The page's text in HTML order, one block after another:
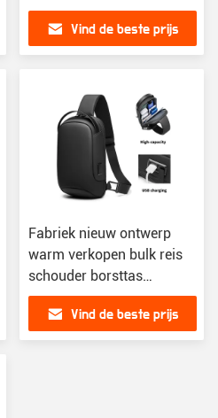
waterdicht schouder borst
crossbody sling tas voor
mannen
Vind de beste prijs
Fabriek nieuw ontwerp
warm verkopen bulk reis
schouder borsttas
koreaanse crossbody
custom mannen sling tas
Vind de beste prijs